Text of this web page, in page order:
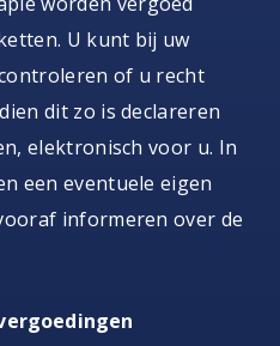
U kunt bij uw
of u recht
dit zo is declareren
elektronisch voor u. In
een eventuele eigen
informeren over de